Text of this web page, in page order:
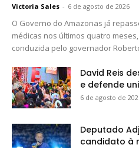
Victoria Sales - 6 de agosto de 2026
O Governo do Amazonas já
médicas nos últimos quatro
conduzida pelo governador
David Reis
e defende
6 de agosto de
Deputado
candidato à